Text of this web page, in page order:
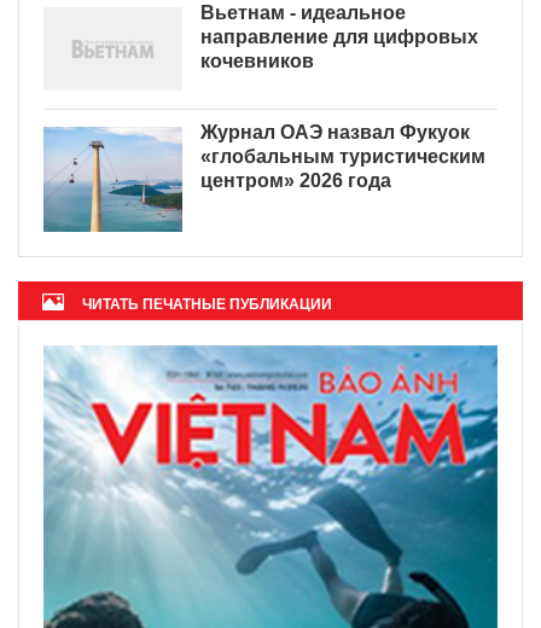
Вьетнам - идеальное
направление для цифровых
кочевников
Журнал ОАЭ назвал Фукуок
«глобальным туристическим
центром» 2026 года
ЧИТАТЬ ПЕЧАТНЫЕ ПУБЛИКАЦИИ